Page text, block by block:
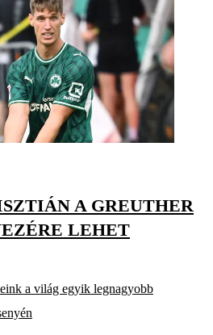
A GREUTHER
LEHET
a világ egyik legnagyobb